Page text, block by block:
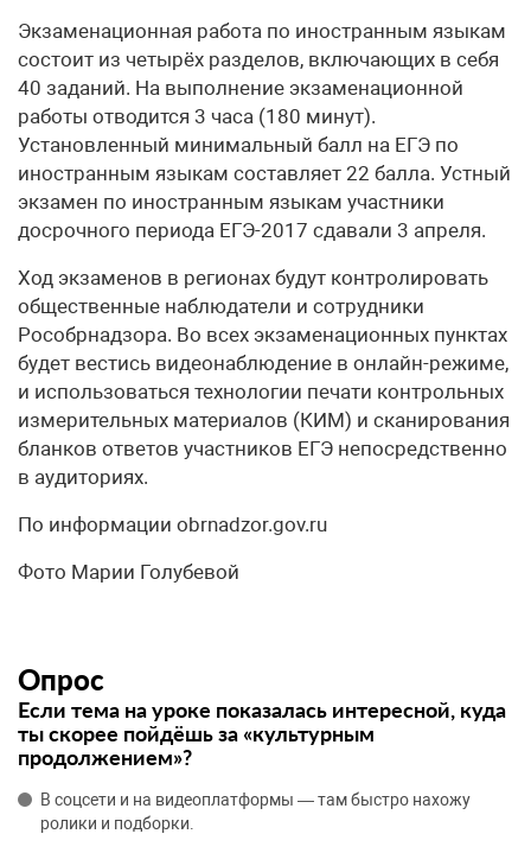
Экзаменационная работа по иностранным языкам
состоит из четырёх разделов, включающих в себя
40 заданий. На выполнение экзаменационной
работы отводится 3 часа (180 минут).
Установленный минимальный балл на ЕГЭ по
иностранным языкам составляет 22 балла. Устный
экзамен по иностранным языкам участники
досрочного периода ЕГЭ-2017 сдавали 3 апреля.
Ход экзаменов в регионах будут контролировать
общественные наблюдатели и сотрудники
Рособрнадзора. Во всех экзаменационных пунктах
будет вестись видеонаблюдение в онлайн-режиме,
и использоваться технологии печати контрольных
измерительных материалов (КИМ) и сканирования
бланков ответов участников ЕГЭ непосредственно
в аудиториях.
По информации obrnadzor.gov.ru
Фото Марии Голубевой
Опрос
Если тема на уроке показалась интересной, куда
ты скорее пойдёшь за «культурным
продолжением»?
В соцсети и на видеоплатформы — там быстро нахожу
ролики и подборки.